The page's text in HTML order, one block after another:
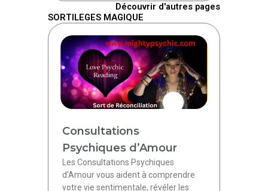
Découvrir d'autres pages
SORTILEGES MAGIQUE
Consultations
Psychiques d’Amour
Les Consultations Psychiques
d’Amour vous aident à comprendre
votre vie sentimentale, révéler les